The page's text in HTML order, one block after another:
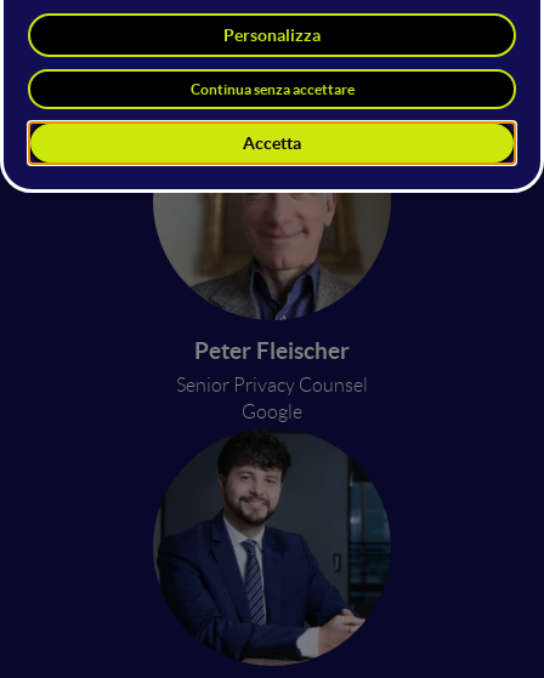
Lawyer specialized in new
technologies law and privacy
Peter Fleischer
Senior Privacy Counsel
Google